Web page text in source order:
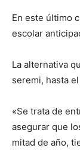
En este último
escolar
La alternativa
seremi, hasta
«Se trata de
asegurar que
mitad de año,